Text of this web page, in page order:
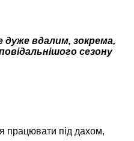
дуже вдалим, зокрема,
сезону
працювати під дахом,